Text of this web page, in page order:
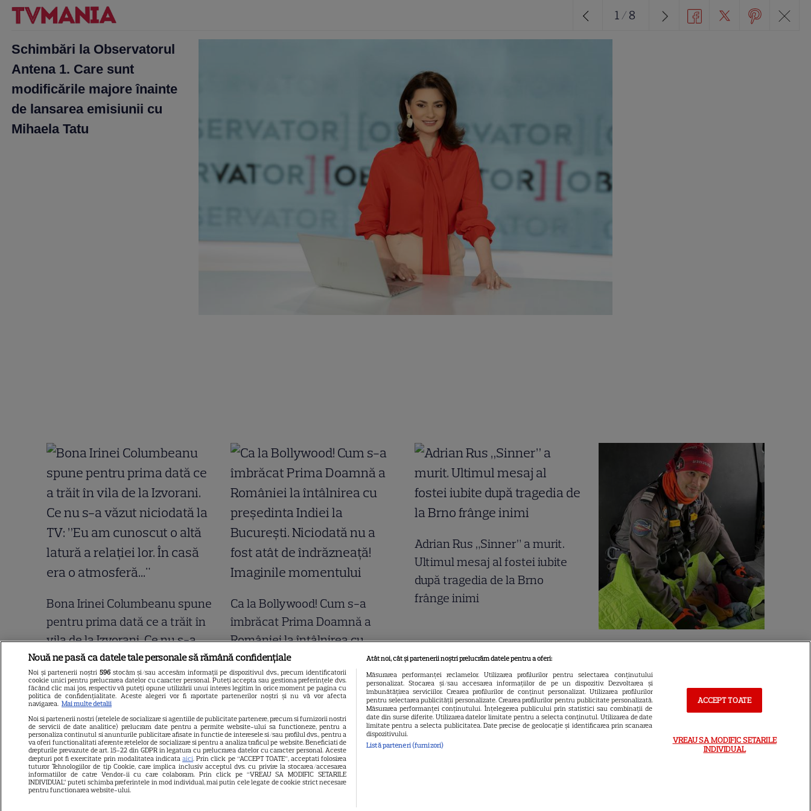
Schimbări la Observatorul
Antena 1. Care sunt
modificările majore înainte
de lansarea emisiunii cu
Mihaela Tatu
1/ 8
Bona Irinei Columbeanu spune
pentru prima dată ce a trăit în
vila de la Izvorani. Ce nu s-a
văzut niciodată la TV: ”Eu am
cunoscut o altă latură a relației
lor. În casă era o atmosferă..."
Ca la Bollywood! Cum s-a
îmbrăcat Prima Doamnă a
României la întâlnirea cu
președinta Indiei la București.
Niciodată nu a fost atât de
îndrăzneață! Imaginile
Adrian Rus „Sinner” a murit.
Ultimul mesaj al fostei iubite
după tragedia de la Brno
frânge inimi
salvatorul lui Alexandru,
micuțul de 5 ani dispărut 3 zile
în pădure. Ce spune despre
copiii lui
Nouă ne pasă ca datele tale personale să rămână confidențiale
Noi și partenerii noștri 596stocăm și/sau accesăm informații pe dispozitivul dvs., precum identificatorii
cookie unici pentru prelucrarea datelor cu caracter personal. Puteți accepta sau gestiona preferințele dvs.
făcând clic mai jos, respectiv vă puteți opune utilizării unui interes legitim în orice moment pe pagina cu
politica de confidențialitate. Aceste alegeri vor fi raportate partenerilor noștri și nu vă vor afecta
navigarea. Mai multe detalii
Noi si partenerii nostri (retelele de socializare si agentiile de publicitate partenere, precum si furnizorii nostri
de servicii de date analitice) prelucram date pentru a permite website-ului sa functioneze, pentru a
personaliza continutul si anunturile publicitare afisate in functie de interesele si/sau profilul dvs., pentru a
va oferi functionalitati aferente retelelor de socializare si pentru a analiza traficul pe website. Beneficiati de
drepturile prevazute de art. 15-22 din GDPR in legatura cu prelucrarea datelor cu caracter personal. Aceste
drepturi pot fi exercitate prin modalitatea indicataaici. Prin click pe “ACCEPT TOATE”, acceptati folosirea
tuturor Tehnologiilor de tip Cookie, care implica inclusiv acceptul dvs. cu privire la stocarea/accesarea
informatiilor de catre Vendor-ii cu care colaboram. Prin click pe “VREAU SA MODIFIC SETARILE
INDIVIDUAL” puteti schimba preferintele in mod individual, mai putin cele legate de cookie strict necesare
pentru functionarea website-ului.
Atât noi, cât și partenerii noștri prelucrăm datele pentru a oferi:
Măsurarea performanței reclamelor. Utilizarea profilurilor pentru selectarea conținutului
personalizat. Stocarea și/sau accesarea informațiilor de pe un dispozitiv. Dezvoltarea și
îmbunătățirea serviciilor. Crearea profilurilor de conținut personalizat. Utilizarea profilurilor
pentru selectarea publicității personalizate. Crearea profilurilor pentru publicitate personalizată.
Măsurarea performanței conținutului. Înțelegerea publicului prin statistici sau combinații de
date din surse diferite. Utilizarea datelor limitate pentru a selecta conținutul. Utilizarea de date
limitate pentru a selecta publicitatea. Date precise de geolocație și identificarea prin scanarea
dispozitivului.
Listă parteneri (furnizori)
ACCEPT TOATE
VREAU SA MODIFIC SETARILE
INDIVIDUAL